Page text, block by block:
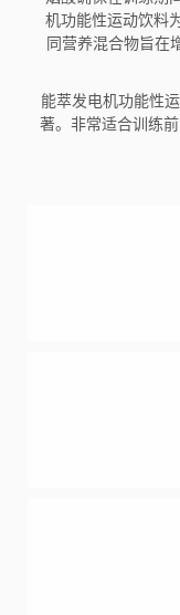
机功能性运动饮料
同营养混合物旨在
能萃发电机功能性
著。非常适合训练